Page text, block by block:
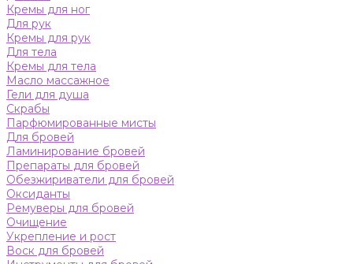
Кремы для ног
Для рук
Кремы для рук
Для тела
Кремы для тела
Масло массажное
Гели для душа
Скрабы
Парфюмированные мисты
Для бровей
Ламинирование бровей
Препараты для бровей
Обезжириватели для бровей
Оксиданты
Ремуверы для бровей
Очищение
Укрепление и рост
Воск для бровей